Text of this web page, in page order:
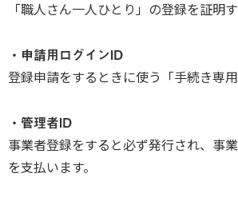
「職人さん一人ひとり」の登録を証明
・申請用ログインID
登録申請をするときに使う「手続き専
・管理者ID
事業者登録をすると必ず発行され、事
を支払います。